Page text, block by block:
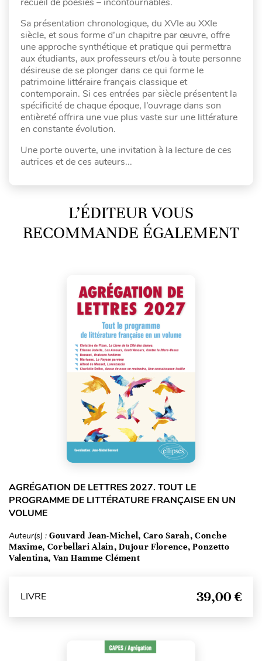
Sa présentation chronologique, du XVIe au XXIe
siècle, et sous forme d’un chapitre par œuvre, offre
une approche synthétique et pratique qui permettra
aux étudiants, aux professeurs et/ou à toute personne
désireuse de se plonger dans ce qui forme le
patrimoine littéraire français classique et
contemporain. Si ces entrées par siècle présentent la
spécificité de chaque époque, l’ouvrage dans son
entièreté offrira une vue plus vaste sur une littérature
en constante évolution.
Une porte ouverte, une invitation à la lecture de ces
autrices et de ces auteurs...
L’ÉDITEUR VOUS
RECOMMANDE ÉGALEMENT
AGRÉGATION DE LETTRES 2027. TOUT LE
PROGRAMME DE LITTÉRATURE FRANÇAISE EN UN
VOLUME
Auteur(s) : Gouvard Jean-Michel, Caro Sarah, Conche
Maxime, Corbellari Alain, Dujour Florence, Ponzetto
Valentina, Van Hamme Clément
LIVRE 39,00 €